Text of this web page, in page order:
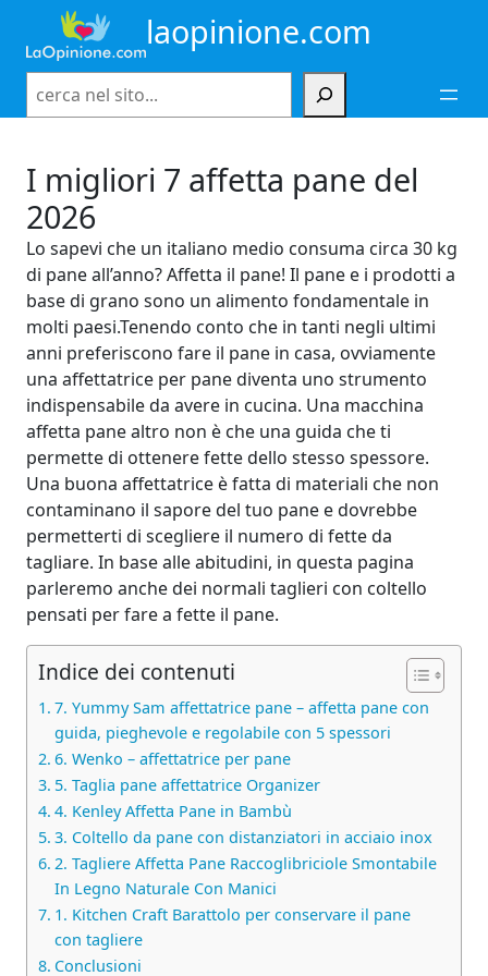
contenuto
laopinione.com
I migliori 7 affetta pane del
2026
Lo sapevi che un italiano medio consuma circa 30 kg
di pane all’anno? Affetta il pane! Il pane e i prodotti a
base di grano sono un alimento fondamentale in
molti paesi.Tenendo conto che in tanti negli ultimi
anni preferiscono fare il pane in casa, ovviamente
una affettatrice per pane diventa uno strumento
indispensabile da avere in cucina. Una macchina
affetta pane altro non è che una guida che ti
permette di ottenere fette dello stesso spessore.
Una buona affettatrice è fatta di materiali che non
contaminano il sapore del tuo pane e dovrebbe
permetterti di scegliere il numero di fette da
tagliare. In base alle abitudini, in questa pagina
parleremo anche dei normali taglieri con coltello
pensati per fare a fette il pane.
Indice dei contenuti
7. Yummy Sam affettatrice pane – affetta pane con
guida, pieghevole e regolabile con 5 spessori
6. Wenko – affettatrice per pane
5. Taglia pane affettatrice Organizer
4. Kenley Affetta Pane in Bambù
3. Coltello da pane con distanziatori in acciaio inox
2. Tagliere Affetta Pane Raccoglibriciole Smontabile
In Legno Naturale Con Manici
1. Kitchen Craft Barattolo per conservare il pane
con tagliere
Conclusioni